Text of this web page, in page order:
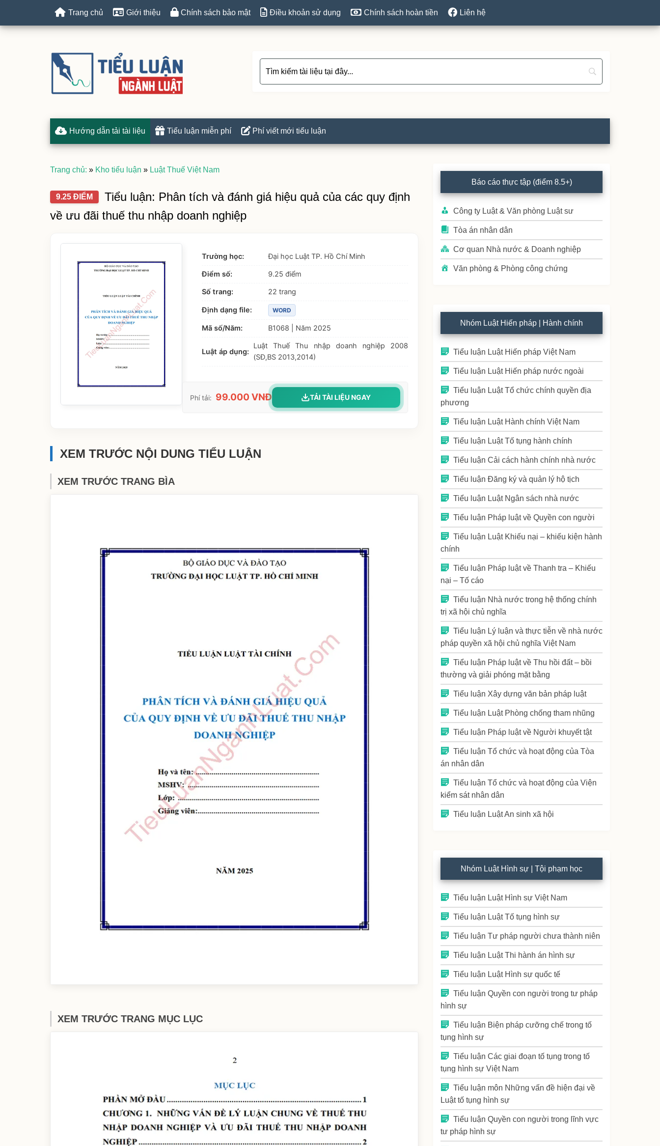
Trang chủ Giới thiệu Chính sách bảo mật Điều khoản sử dụng Chính sách hoàn tiền Liên hệ
Hướng dẫn tải tài liệu Tiểu luận miễn phí Phí viết mới tiểu luận
Trang chủ: » Kho tiểu luận » Luật Thuế Việt Nam
9.25 ĐIỂM
Tiểu luận: Phân tích và đánh giá hiệu quả của các quy định
về ưu đãi thuế thu nhập doanh nghiệp
Trường học:
Đại học Luật TP. Hồ Chí Minh
Điểm số:
9.25 điểm
Số trang:
22 trang
Định dạng file: WORD
Mã số/Năm: B1068 | Năm 2025
Luật áp dụng:
Luật Thuế Thu nhập doanh nghiệp 2008
(SĐ,BS 2013,2014)
Phí tải: 99.000 VNĐ TẢI TÀI LIỆU NGAY
XEM TRƯỚC NỘI DUNG TIỂU LUẬN
XEM TRƯỚC TRANG BÌA
XEM TRƯỚC TRANG MỤC LỤC
Primary
Sidebar
Báo cáo thực tập (điểm 8.5+)
Công ty Luật & Văn phòng Luật sư
Tòa án nhân dân
Cơ quan Nhà nước & Doanh nghiệp
Văn phòng & Phòng công chứng
Nhóm Luật Hiến pháp | Hành chính
Tiểu luận Luật Hiến pháp Việt Nam
Tiểu luận Luật Hiến pháp nước ngoài
Tiểu luận Luật Tổ chức chính quyền địa
phương
Tiểu luận Luật Hành chính Việt Nam
Tiểu luận Luật Tố tụng hành chính
Tiểu luận Cải cách hành chính nhà nước
Tiểu luận Đăng ký và quản lý hộ tịch
Tiểu luận Luật Ngân sách nhà nước
Tiểu luận Pháp luật về Quyền con người
Tiểu luận Luật Khiếu nại – khiếu kiện hành
chính
Tiểu luận Pháp luật về Thanh tra – Khiếu
nại – Tố cáo
Tiểu luận Nhà nước trong hệ thống chính
trị xã hội chủ nghĩa
Tiểu luận Lý luận và thực tiễn về nhà nước
pháp quyền xã hội chủ nghĩa Việt Nam
Tiểu luận Pháp luật về Thu hồi đất – bồi
thường và giải phóng mặt bằng
Tiểu luận Xây dựng văn bản pháp luật
Tiểu luận Luật Phòng chống tham nhũng
Tiểu luận Pháp luật về Người khuyết tật
Tiểu luận Tổ chức và hoạt động của Tòa
án nhân dân
Tiểu luận Tổ chức và hoạt động của Viện
kiểm sát nhân dân
Tiểu luận Luật An sinh xã hội
Nhóm Luật Hình sự | Tội phạm học
Tiểu luận Luật Hình sự Việt Nam
Tiểu luận Luật Tố tụng hình sự
Tiểu luận Tư pháp người chưa thành niên
Tiểu luận Luật Thi hành án hình sự
Tiểu luận Luật Hình sự quốc tế
Tiểu luận Quyền con người trong tư pháp
hình sự
Tiểu luận Biện pháp cưỡng chế trong tố
tụng hình sự
Tiểu luận Các giai đoạn tố tụng trong tố
tụng hình sự Việt Nam
Tiểu luận môn Những vấn đề hiện đại về
Luật tố tụng hình sự
Tiểu luận Quyền con người trong lĩnh vực
tư pháp hình sự